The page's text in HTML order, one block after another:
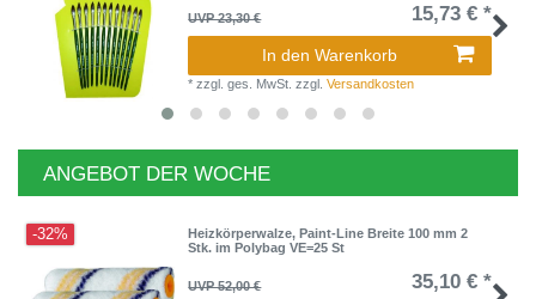
UVP 23,30 € 15,73 € *
In den Warenkorb
*zzgl. ges. MwSt. zzgl.Versandkosten
ANGEBOT DER WOCHE
-32%
Heizkörperwalze, Paint-Line Breite 100 mm 2
Stk. im Polybag VE=25 St
UVP 52,00 € 35,10 € *